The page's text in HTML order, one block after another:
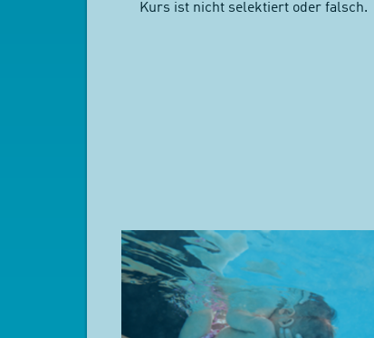
Kurs ist nicht selektiert oder falsch.